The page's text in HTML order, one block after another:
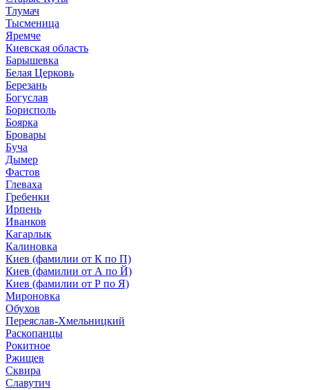
Тлумач
Тысменица
Яремче
Киевская область
Барышевка
Белая Церковь
Березань
Богуслав
Борисполь
Боярка
Бровары
Буча
Дымер
Фастов
Глеваха
Гребенки
Ирпень
Иванков
Кагарлык
Калиновка
Киев (фамилии от К по П)
Киев (фамилии от А по Й)
Киев (фамилии от Р по Я)
Мироновка
Обухов
Переяслав-Хмельницкий
Раскопанцы
Рокитное
Ржищев
Сквира
Славутич